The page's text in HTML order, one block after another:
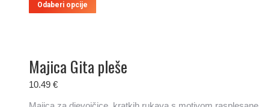
Odaberi opcije
proizvod
Opcije
se
Majica Gita pleše
10.49 €